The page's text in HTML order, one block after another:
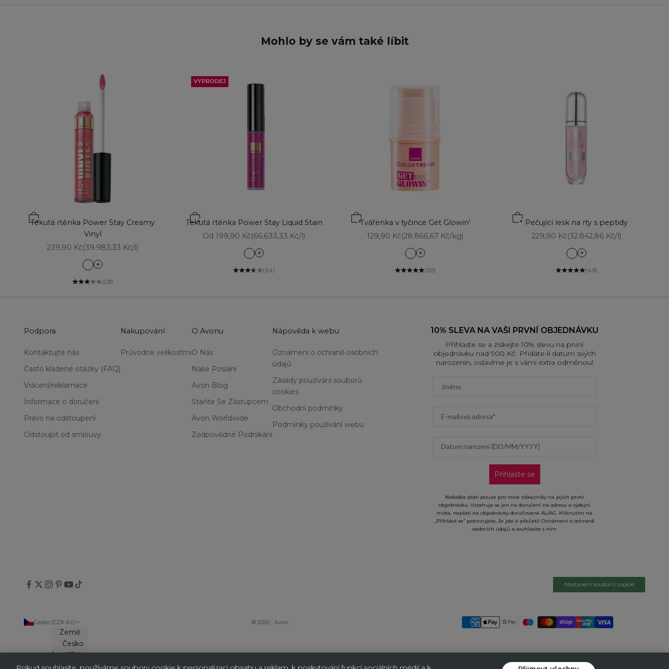
Mohlo by se vám také líbit
Přidat do košíku
Tekutá rtěnka Power Stay Creamy
Vinyl
Prodejní cena
239,90 Kč(39.983,33 Kč/l)
Ambitious Apricot
Berry Boom
Mighty Magenta
Prized Pink
Red Hot
Rustic Rebel
Successful Sepia
(2.8)
VÝPRODEJ
Přidat do košíku
Tekutá rtěnka Power Stay Liquid Stain
Prodejní cena
Od 199,90 Kč(66.633,33 Kč/l)
Be Mine
Bold Romance
Smooch Proof
Stay The Night
Worth The Hype
(3.4)
Přidat do košíku
Tvářenka v tyčince Get Glowin'
Prodejní cena
129,90 Kč(28.866,67 Kč/kg)
Angel Kiss
Cherry Drop
(5.0)
Přidat do košíku
Pečující lesk na rty s peptidy
Prodejní cena
229,90 Kč(32.842,86 Kč/l)
Berry Quench
Cherry Glow
Nourish Nude
Ruby Drip
(4.9)
Podpora
Kontaktujte nás
Často kladené otázky (FAQ)
Vrácení/reklamace
Informace o doručení
Právo na odstoupení
Odstoupit od smlouvy
Nakupování
Průvodce velikostmi
O Avonu
O Nás
Naše Poslání
Avon Blog
Staňte Se Zástupcem
Avon Worldwide
Zodpovědné Podnikání
Nápověda k webu
Oznámení o ochraně osobních
údajů
Zásady používání souborů
cookies
Obchodní podmínky
Podmínky používání webu
10% SLEVA NA VAŠI PRVNÍ OBJEDNÁVKU
Přihlaste se a získejte 10% slevu na první
objednávku nad 900 Kč. Přidáte-li datum svých
narozenin, oslavíme je s vámi extra odměnou!
Přihlašte se
Nabídka platí pouze pro nové zákazníky na jejich první
objednávku. Vztahuje se jen na doručení na adresu a výdejní
místa, neplatí na objednávky doručované AL/AG. Kliknutím na
„Přihlásit se“ potvrzujete, že jste si přečetli Oznámení o ochraně
osobních údajů a souhlasíte s ním.
Nastavení souborů cookie
Česko (CZK Kč)
Země
Česko
(CZK
Kč)
© 2026 - Avon .